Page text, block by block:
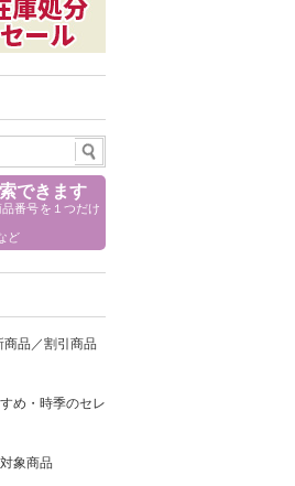
できます
番号を１つだけ
ど
商品／割引商品
め・時季のセレ
象商品